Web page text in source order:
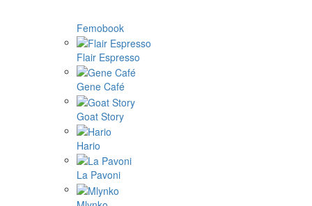
Femobook
Flair Espresso
Gene Café
Goat Story
Hario
La Pavoni